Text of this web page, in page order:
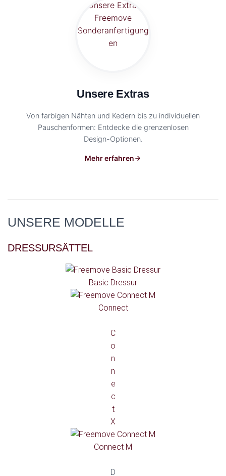
Unsere Extras
Von farbigen Nähten und Kedern bis zu individuellen
Pauschenformen: Entdecke die grenzenlosen
Design-Optionen.
Mehr erfahren
UNSERE MODELLE
DRESSURSÄTTEL
Basic Dressur
Connect
C
o
n
n
e
c
t
X
Connect M
D